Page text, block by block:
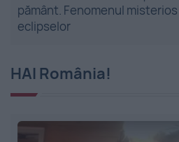
pământ. Fenomenul
eclipselor
HAI România!